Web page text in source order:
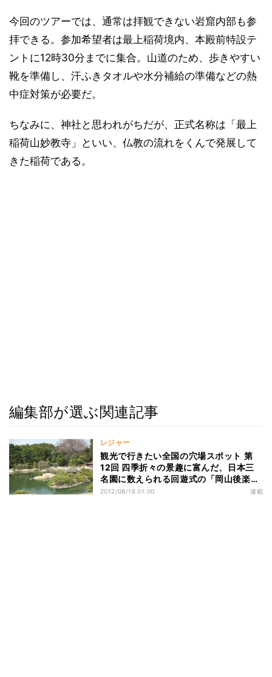
今回のツアーでは、通常は拝観できない岩窟内部も参
拝できる。参加希望者は最上稲荷境内、本殿前特設テ
ントに12時30分までに集合。山道のため、歩きやすい
靴を準備し、汗ふきタオルや水分補給の準備などの熱
中症対策が必要だ。
ちなみに、神社と思われがちだが、正式名称は「最上
稲荷山妙教寺」といい、仏教の流れをくんで発展して
きた稲荷である。
編集部が選ぶ関連記事
レジャー
観光で行きたい全国の穴場スポット 第
12回 四季折々の景趣に富んだ、日本三
名園に数えられる回遊式の「岡山後楽
園」
2012/08/16 01:00 連載